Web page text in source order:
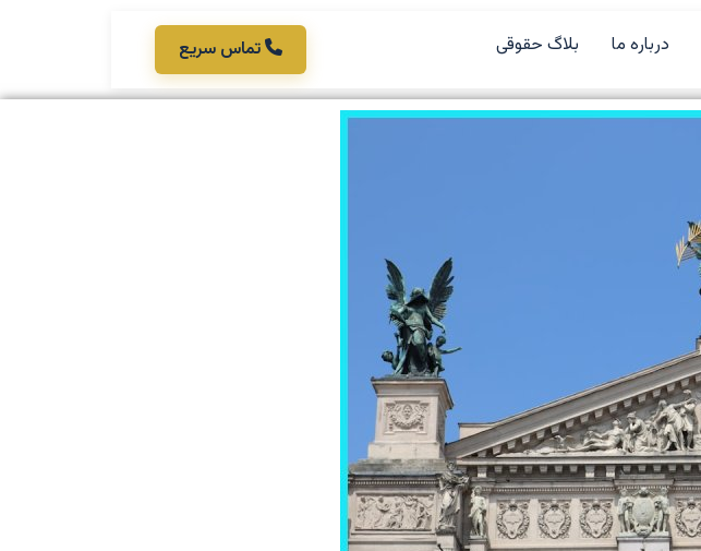
درباره ما بلاگ حقوقی تماس سریع